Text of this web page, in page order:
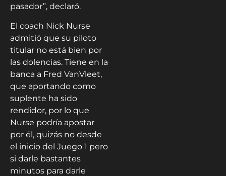
pasador”, declaró.
El coach Nick Nurse
admitió que su piloto
titular no está bien por
las dolencias. Tiene en la
banca a Fred VanVleet,
que aportando como
suplente ha sido
rendidor, por lo que
Nurse podría apostar
por él, quizás no desde
el inicio del Juego 1 pero
si darle bastantes
minutos para darle